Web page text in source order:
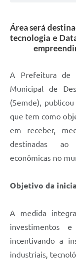
Área será
tecnologia e
A Prefeitura de
Municipal de
(Semde),
que tem como
em receber,
destinadas ao
econômicas no
Objetivo da
A medida
investimentos
incentivando a
industriais,